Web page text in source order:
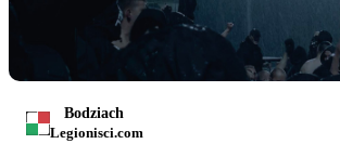
Bodziach
Legionisci.com